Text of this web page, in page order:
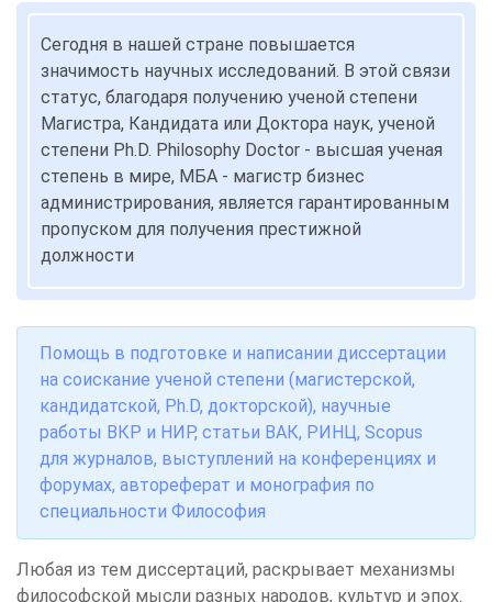
Сегодня в нашей стране повышается
значимость научных исследований. В этой связи
статус, благодаря получению ученой степени
Магистра, Кандидата или Доктора наук, ученой
степени Ph.D. Philosophy Doctor - высшая ученая
степень в мире, МБА - магистр бизнес
администрирования, является гарантированным
пропуском для получения престижной
должности
Помощь в подготовке и написании диссертации
на соискание ученой степени (магистерской,
кандидатской, Ph.D, докторской), научные
работы ВКР и НИР, статьи ВАК, РИНЦ, Scopus
для журналов, выступлений на конференциях и
форумах, автореферат и монография по
специальности Философия
Любая из тем диссертаций, раскрывает механизмы
философской мысли разных народов, культур и эпох.